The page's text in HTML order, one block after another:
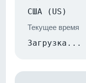
США (US)
Текущее время
Загрузка...